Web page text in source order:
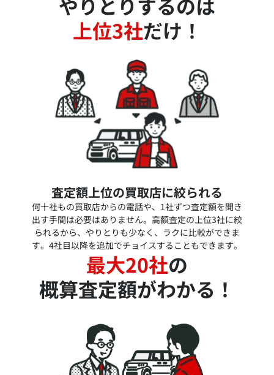
上位3社だけ！
査定額上位の買取店に絞られる
何十社もの買取店からの電話や、1社ずつ査定額を聞き
出す手間は必要はありません。高額査定の上位3社に絞
られるから、やりとりも少なく、ラクに比較ができま
す。4社目以降を追加でチョイスすることもできます。
最大20社の
概算査定額がわかる！